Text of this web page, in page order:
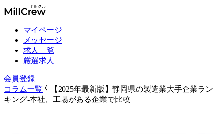
マイページ
メッセージ
求人一覧
厳選求人
会員登録
コラム一覧
【2025年最新版】静岡県の製造業大手企業ラン
キング-本社、工場がある企業で比較